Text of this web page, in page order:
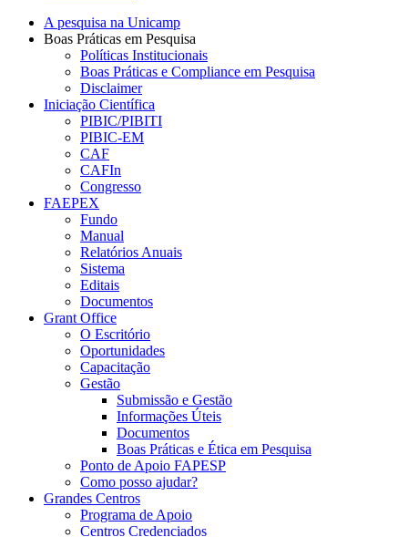
A pesquisa na Unicamp
Boas Práticas em Pesquisa
Políticas Institucionais
Boas Práticas e Compliance em Pesquisa
Disclaimer
Iniciação Científica
PIBIC/PIBITI
PIBIC-EM
CAF
CAFIn
Congresso
FAEPEX
Fundo
Manual
Relatórios Anuais
Sistema
Editais
Documentos
Grant Office
O Escritório
Oportunidades
Capacitação
Gestão
Submissão e Gestão
Informações Úteis
Documentos
Boas Práticas e Ética em Pesquisa
Ponto de Apoio FAPESP
Como posso ajudar?
Grandes Centros
Programa de Apoio
Centros Credenciados